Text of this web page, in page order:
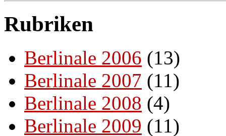
Rubriken
Berlinale 2006 (13)
Berlinale 2007 (11)
Berlinale 2008 (4)
Berlinale 2009 (11)